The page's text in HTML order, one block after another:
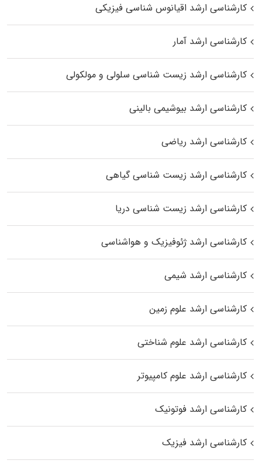
کارشناسی ارشد اقیانوس‌ شناسی فیزیکی
کارشناسی ارشد آمار
کارشناسی ارشد زیست شناسی سلولی و مولکولی
کارشناسی ارشد بیوشیمی بالینی
کارشناسی ارشد ریاضی
کارشناسی ارشد زیست‌ شناسی گیاهی
کارشناسی ارشد زیست‌ شناسی دریا
کارشناسی ارشد ژئوفیزیک و هواشناسی
کارشناسی ارشد شیمی
کارشناسی ارشد علوم زمین
کارشناسی ارشد علوم شناختی
کارشناسی ارشد علوم کامپیوتر
کارشناسی ارشد فوتونیک
کارشناسی ارشد فیزیک